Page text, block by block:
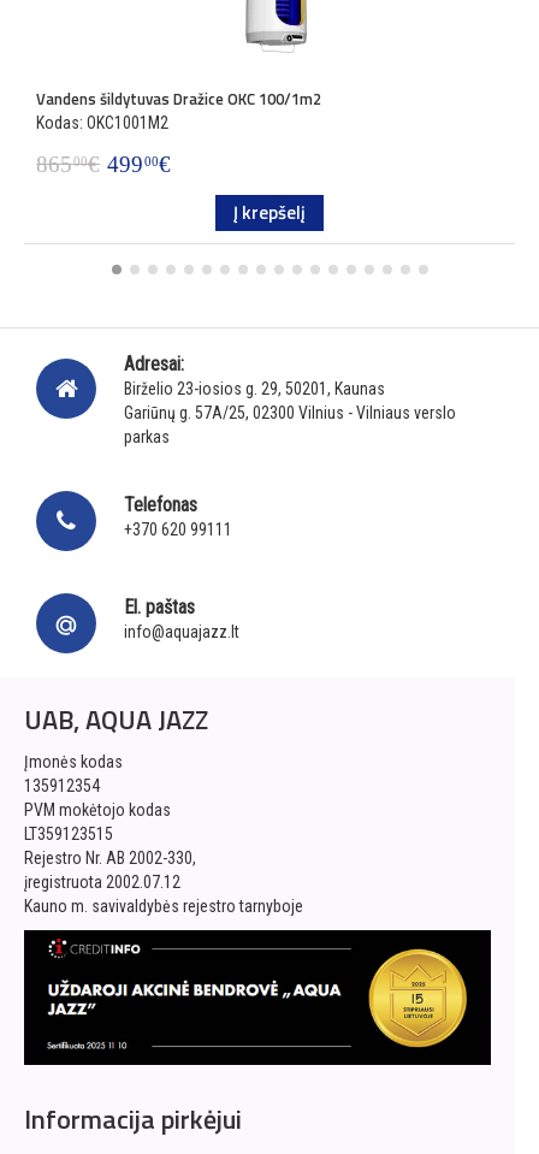
Vandens šildytuvas Dražice OKC 100/1m2
Kodas: OKC1001M2
86500€ 49900€
Į krepšelį
Adresai:
Birželio 23-iosios g. 29, 50201, Kaunas
Gariūnų g. 57A/25, 02300 Vilnius - Vilniaus verslo
parkas
Telefonas
+370 620 99111
El. paštas
info@aquajazz.lt
UAB, AQUA JAZZ
Įmonės kodas
135912354
PVM mokėtojo kodas
LT359123515
Rejestro Nr. AB 2002-330,
įregistruota 2002.07.12
Kauno m. savivaldybės rejestro tarnyboje
Informacija pirkėjui